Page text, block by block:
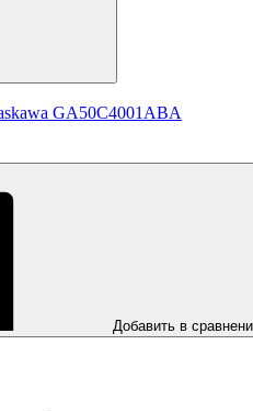
GA50C4001ABA
Добавить в